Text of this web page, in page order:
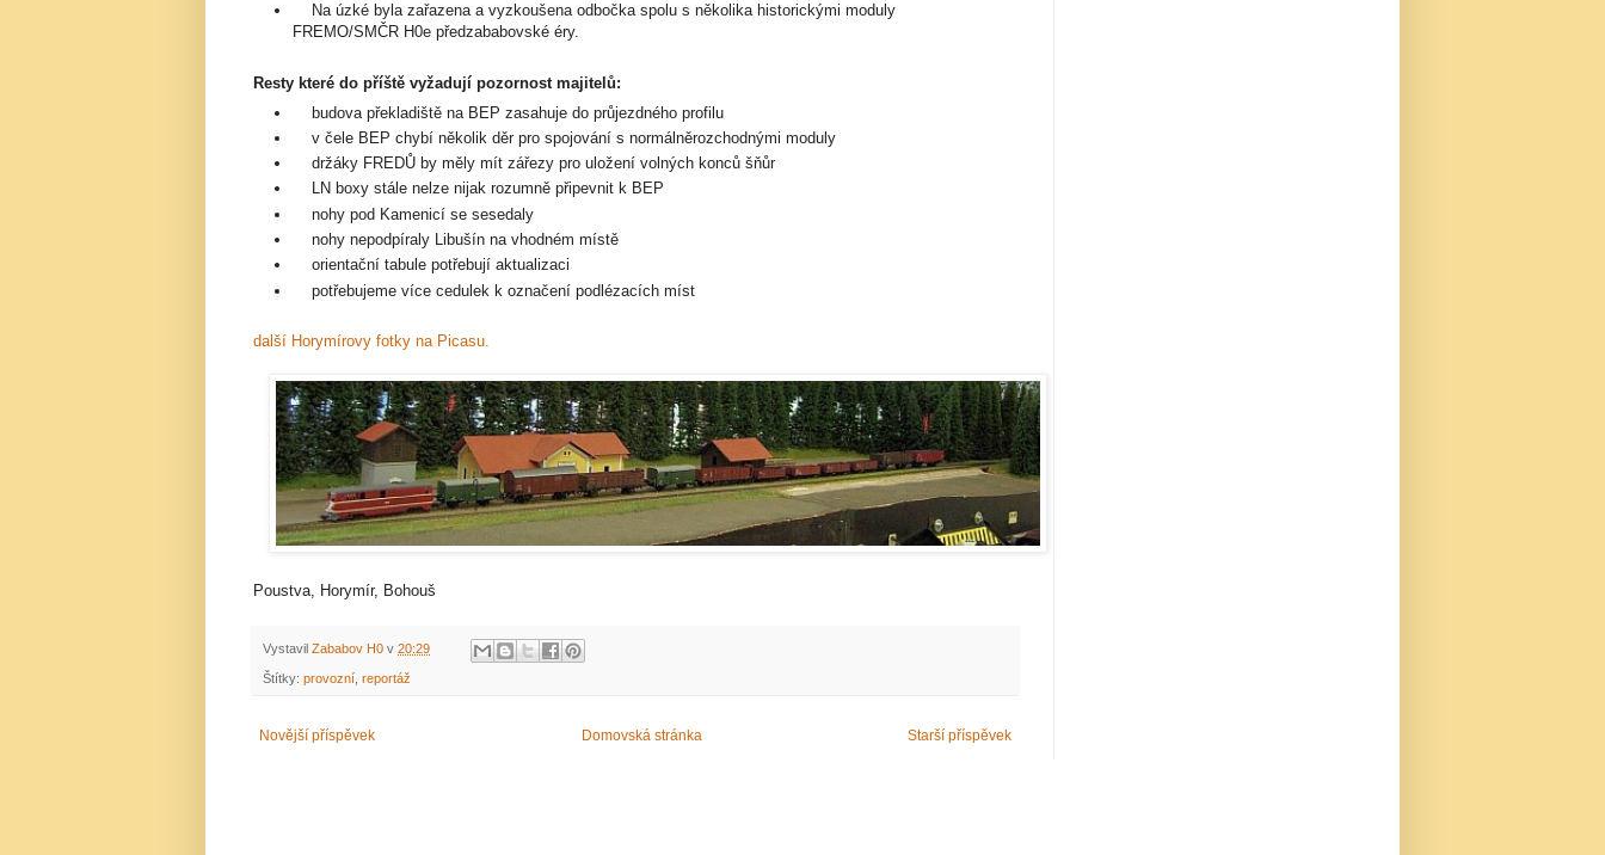
Na úzké byla zařazena a vyzkoušena odbočka spolu s několika historickými moduly
FREMO/SMČR H0e předzababovské éry.
Resty které do příště vyžadují pozornost majitelů:
budova překladiště na BEP zasahuje do průjezdného profilu
v čele BEP chybí několik děr pro spojování s normálněrozchodnými moduly
držáky FREDŮ by měly mít zářezy pro uložení volných konců šňůr
LN boxy stále nelze nijak rozumně připevnit k BEP
nohy pod Kamenicí se sesedaly
nohy nepodpíraly Libušín na vhodném místě
orientační tabule potřebují aktualizaci
potřebujeme více cedulek k označení podlézacích míst
další Horymírovy fotky na Picasu.
Poustva, Horymír, Bohouš
Vystavil Zababov H0 v 20:29
Štítky: provozní reportáž
Novější příspěvek Starší příspěvek
Domovská stránka